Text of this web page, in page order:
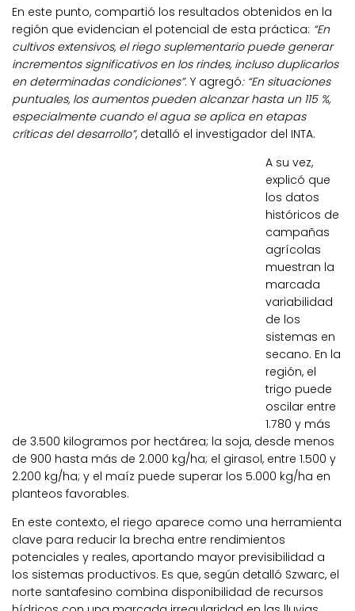
En este punto, compartió los resultados obtenidos en la
región que evidencian el potencial de esta práctica: “En
cultivos extensivos, el riego suplementario puede generar
incrementos significativos en los rindes, incluso duplicarlos
en determinadas condiciones”. Y agregó: “En situaciones
puntuales, los aumentos pueden alcanzar hasta un 115 %,
especialmente cuando el agua se aplica en etapas
críticas del desarrollo”, detalló el investigador del INTA.
A su vez,
explicó que
los datos
históricos de
campañas
agrícolas
muestran la
marcada
variabilidad
de los
sistemas en
secano. En la
región, el
trigo puede
oscilar entre
1.780 y más
de 3.500 kilogramos por hectárea; la soja, desde menos
de 900 hasta más de 2.000 kg/ha; el girasol, entre 1.500 y
2.200 kg/ha; y el maíz puede superar los 5.000 kg/ha en
planteos favorables.
En este contexto, el riego aparece como una herramienta
clave para reducir la brecha entre rendimientos
potenciales y reales, aportando mayor previsibilidad a
los sistemas productivos. Es que, según detalló Szwarc, el
norte santafesino combina disponibilidad de recursos